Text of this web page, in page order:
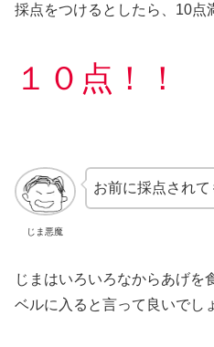
採点をつけるとしたら、10点
１０点！！
じま悪魔
お前に採点されて
じまはいろいろなからあげを
ベルに入ると言って良いでし